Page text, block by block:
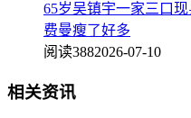
65岁吴镇宇一家三口
费曼瘦了好多
阅读3882026-07-10
相关资讯